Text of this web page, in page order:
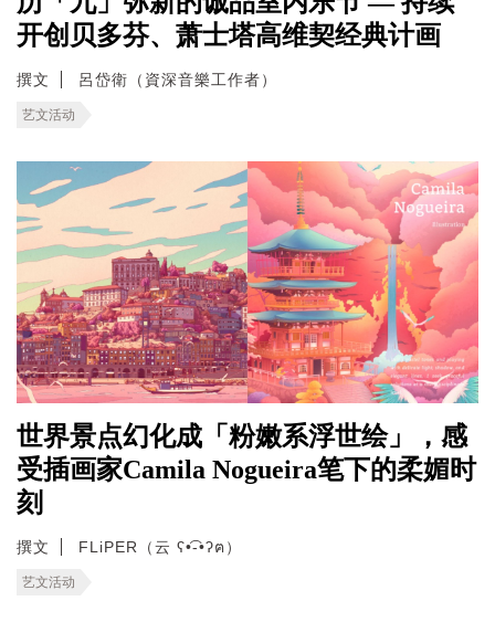
开创贝多芬、萧士塔高维契经典计画
撰文 呂岱衛（資深音樂工作者）
艺文活动
世界景点幻化成「粉嫩系浮世绘」，感
受插画家Camila Nogueira笔下的柔媚时
刻
撰文 FLiPER（云 ʕ•͡-•ʔฅ）
艺文活动